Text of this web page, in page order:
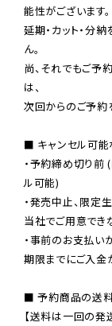
能性がございます。
延期・カット・分
ん。
尚、それでもご予
は、
次回からのご予約
■ キャンセル可能
・予約締め切り
ル可能)
・発売中止、限
当社でご用意でき
・事前のお支払い
期限までにご入金
■ 予約商品の送
【送料は一回の発